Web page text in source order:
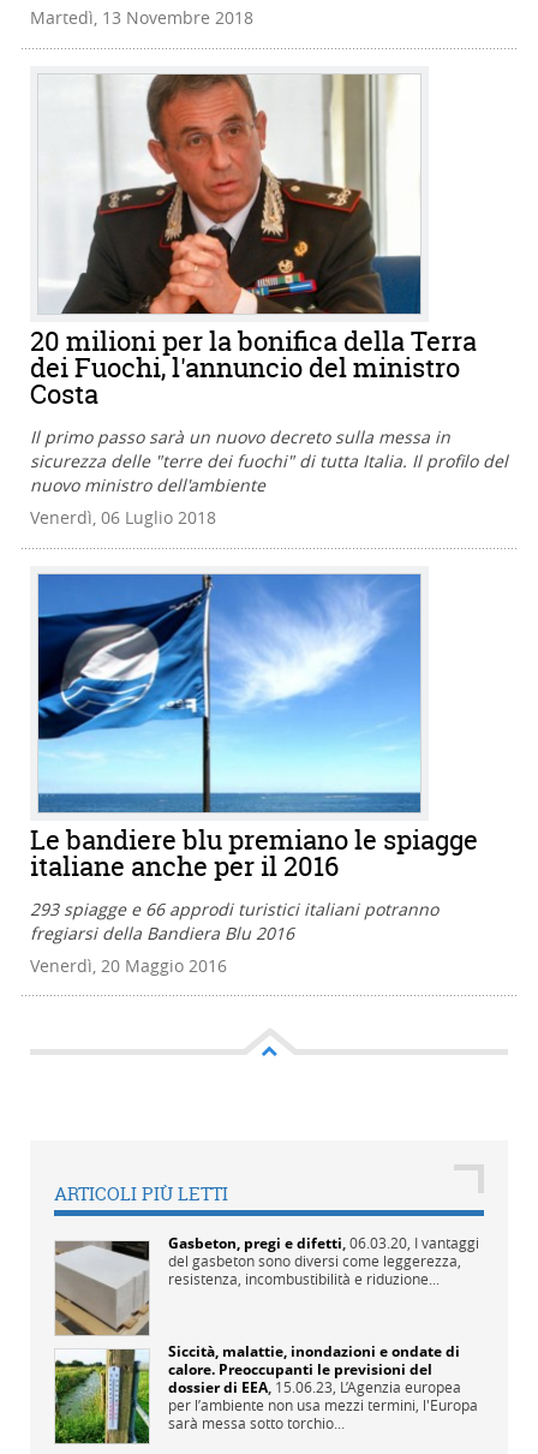
Martedì, 13 Novembre 2018
20 milioni per la bonifica della Terra
dei Fuochi, l'annuncio del ministro
Costa
Il primo passo sarà un nuovo decreto sulla messa in
sicurezza delle "terre dei fuochi" di tutta Italia. Il profilo del
nuovo ministro dell'ambiente
Venerdì, 06 Luglio 2018
Le bandiere blu premiano le spiagge
italiane anche per il 2016
293 spiagge e 66 approdi turistici italiani potranno
fregiarsi della Bandiera Blu 2016
Venerdì, 20 Maggio 2016
ARTICOLI PIÙ LETTI
Gasbeton, pregi e difetti,06.03.20, I vantaggi
del gasbeton sono diversi come leggerezza,
resistenza, incombustibilità e riduzione...
Siccità, malattie, inondazioni e ondate di
calore. Preoccupanti le previsioni del
dossier di EEA, 15.06.23, L’Agenzia europea
per l’ambiente non usa mezzi termini, l'Europa
sarà messa sotto torchio...